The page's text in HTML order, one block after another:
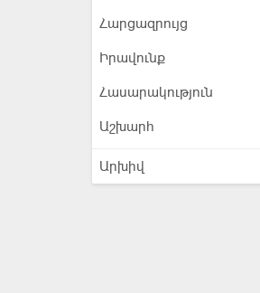
Հարցազրույց
Իրավունք
Հասարակություն
Աշխարհ
Արխիվ